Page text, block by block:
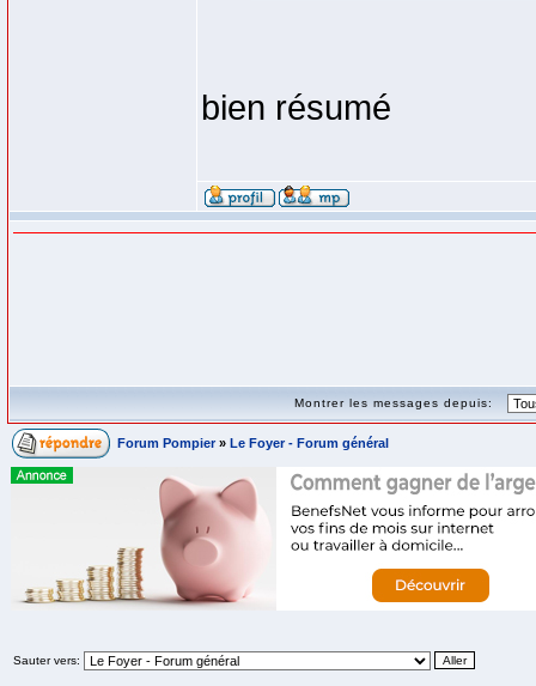
bien résumé
Montrer les messages depuis:
Forum Pompier » Le Foyer - Forum général
Sauter vers: